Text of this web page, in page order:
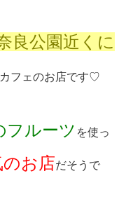
良公園近くに
フェのお店です♡
フルーツ を使っ
のお店だそうで